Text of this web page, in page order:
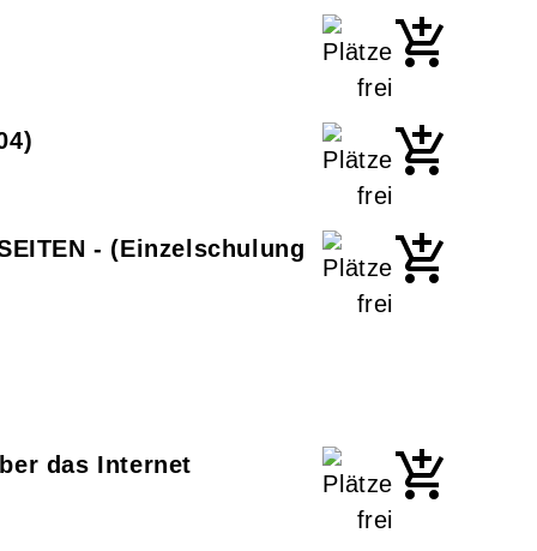
- (Einzelschulung
das Internet